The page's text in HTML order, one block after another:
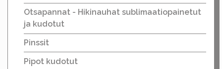
Otsapannat - Hikinauhat sublimaatiopainetut
ja kudotut
Pinssit
Pipot kudotut